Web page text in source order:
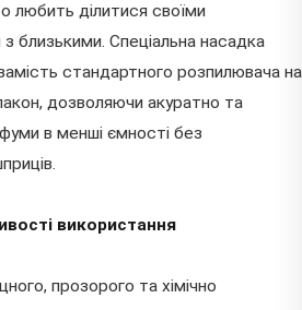
любить ділитися своїми
близькими. Спеціальна насадка
стандартного розпилювача на
дозволяючи акуратно та
в менші ємності без
використання
прозорого та хімічно